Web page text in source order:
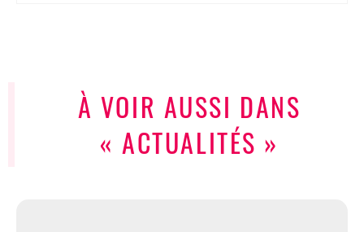
À VOIR AUSSI DANS
« ACTUALITÉS »